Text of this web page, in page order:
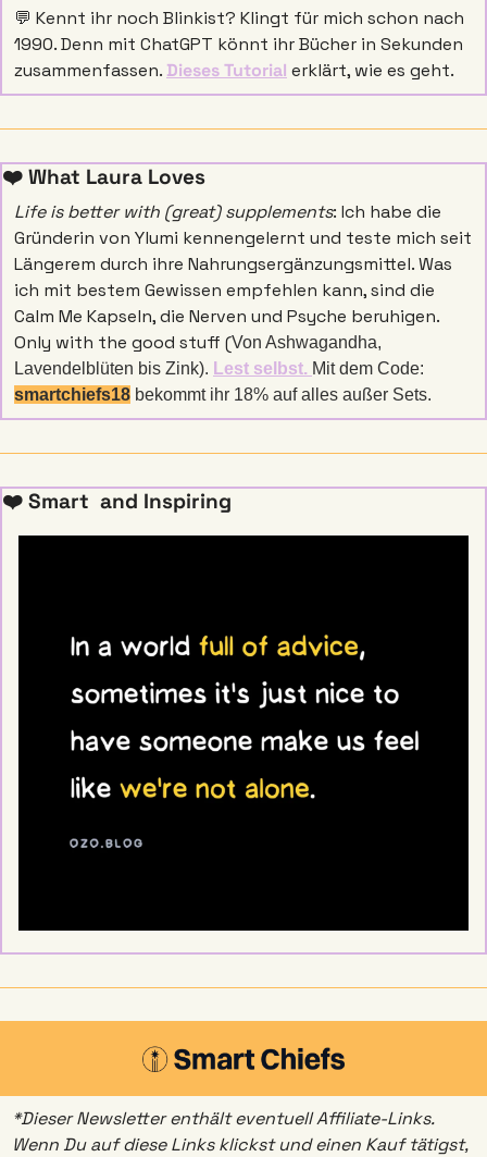
💬 Kennt ihr noch Blinkist? Klingt für mich schon nach
1990. Denn mit ChatGPT könnt ihr Bücher in Sekunden
zusammenfassen. Dieses Tutorial erklärt, wie es geht.
❤️ What Laura Loves
Life is better with (great) supplements: Ich habe die
Gründerin von Ylumi kennengelernt und teste mich seit
Längerem durch ihre Nahrungsergänzungsmittel. Was
ich mit bestem Gewissen empfehlen kann, sind die
Calm Me Kapseln, die Nerven und Psyche beruhigen.
Only with the good stuff (Von Ashwagandha,
Lavendelblüten bis Zink). Lest selbst.
smartchiefs18 bekommt ihr 18% auf alles außer Sets.
❤️ Smart  and Inspiring
*Dieser Newsletter enthält eventuell Affiliate-Links.
Wenn Du auf diese Links klickst und einen Kauf tätigst,